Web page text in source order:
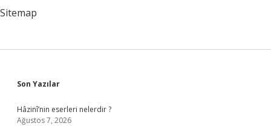
Sitemap
Sidebar
Son Yazılar
Hâzinî’nin eserleri nelerdir ?
Ağustos 7, 2026